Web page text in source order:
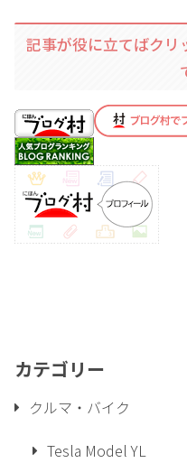
記事が役に立てばクリ
カテゴリー
クルマ・バイク
Tesla Model YL